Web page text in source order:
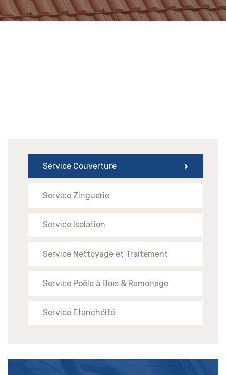
Service Couverture
Service Zinguerie
Service Isolation
Service Nettoyage et Traitement
Service Poêle à Bois & Ramonage
Service Etanchéité